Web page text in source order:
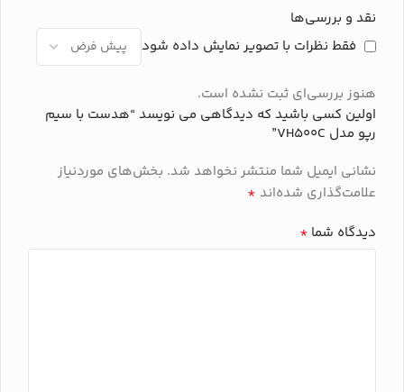
برند
نقد و بررسی‌ها
فقط نظرات با تصویر نمایش داده شود
هنوز بررسی‌ای ثبت نشده است.
اولین کسی باشید که دیدگاهی می نویسد “هدست با سیم
رپو مدل VH500C”
نشانی ایمیل شما منتشر نخواهد شد. بخش‌های موردنیاز
علامت‌گذاری شده‌اند *
دیدگاه شما *